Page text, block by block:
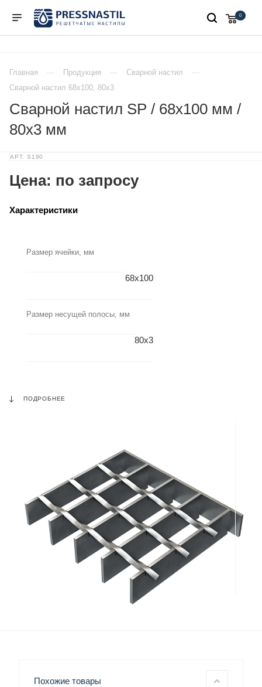
0
Главная Продукция
Сварной настил
Сварной настил 68х100, 80х3
Сварной настил SP / 68х100 мм /
80х3 мм
АРТ. S190
Цена: по запросу
Характеристики
Размер ячейки, мм
68x100
Размер несущей полосы, мм
80x3
ПОДРОБНЕЕ
Похожие товары